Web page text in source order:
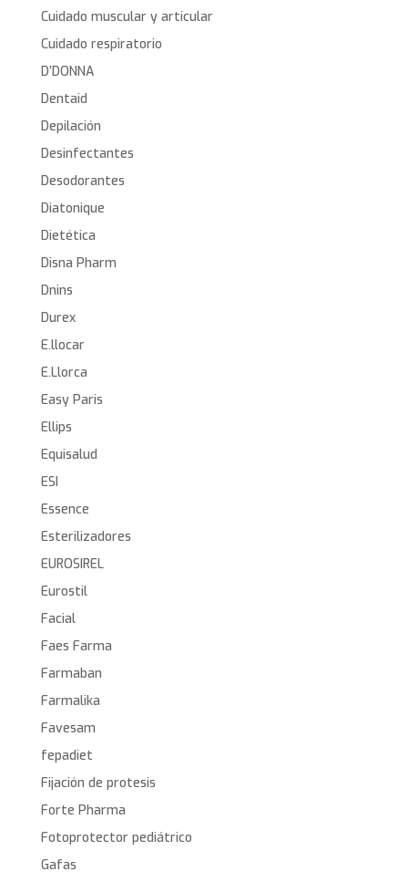
Cuidado muscular y articular
Cuidado respiratorio
D’DONNA
Dentaid
Depilación
Desinfectantes
Desodorantes
Diatonique
Dietética
Disna Pharm
Dnins
Durex
E.llocar
E.Llorca
Easy Paris
Ellips
Equisalud
ESI
Essence
Esterilizadores
EUROSIREL
Eurostil
Facial
Faes Farma
Farmaban
Farmalika
Favesam
fepadiet
Fijación de protesis
Forte Pharma
Fotoprotector pediátrico
Gafas